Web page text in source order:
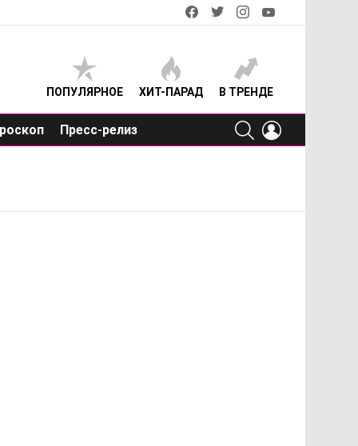
facebooktwitterinstagram
ПОПУЛЯРНОЕ ХИТ-ПАРАД В ТРЕНДЕ
Пресс-релиз
SEARCH